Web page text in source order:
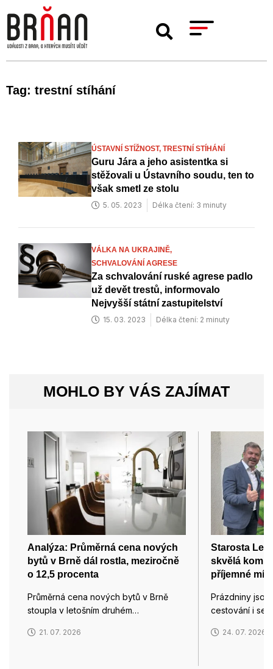
Tag: trestní stíhání
ÚSTAVNÍ STÍŽNOST, TRESTNÍ STÍHÁNÍ
Guru Jára a jeho asistentka si
stěžovali u Ústavního soudu, ten to
však smetl ze stolu
5. 05. 2023 Délka čtení: 3 minuty
VÁLKA NA UKRAJINĚ,
SCHVALOVÁNÍ AGRESE
Za schvalování ruské agrese padlo
už devět trestů, informovalo
Nejvyšší státní zastupitelství
15. 03. 2023 Délka čtení: 2 minuty
MOHLO BY VÁS ZAJÍMAT
Analýza: Průměrná cena nových
bytů v Brně dál rostla, meziročně
o 12,5 procenta
Průměrná cena nových bytů v Brně
stoupla v letošním druhém…
21. 07. 2026
Starosta
skvělá
příjemné
Prázdniny
cestování i
24. 07. 2026